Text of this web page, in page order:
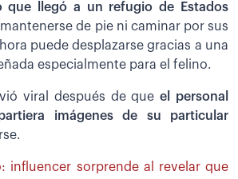
que llegó a un refugio de Estados
de pie ni caminar por sus
puede desplazarse gracias a una
especialmente para el felino.
viral después de queel personal
imágenes de su particular
influencer sorprende al revelar que